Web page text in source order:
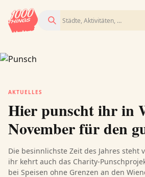
Suchen
AKTUELLES
Hier punscht ihr in
November für den
Die besinnlichste Zeit des Jahres steht
ihr kehrt auch das Charity-
bei Speisen ohne Grenzen an den